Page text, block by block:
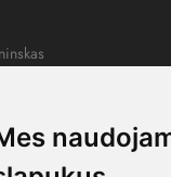
nr.: